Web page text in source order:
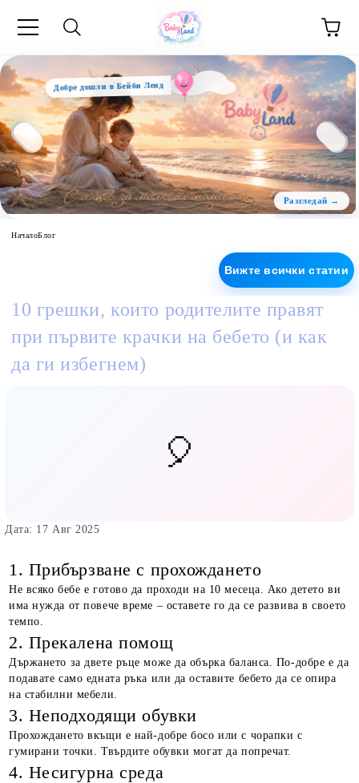
Добре дошли в Бейби Ленд
НачалоБлог
Вижте всички статии
10 грешки, които родителите правят
при първите крачки на бебето (и как
да ги избегнем)
Дата: 17 Авг 2025
1. Прибързване с прохождането
Не всяко бебе е готово да проходи на 10 месеца. Ако детето ви
има нужда от повече време – оставете го да се развива в своето
темпо.
2. Прекалена помощ
Държането за двете ръце може да обърка баланса. По-добре е да
подавате само едната ръка или да оставите бебето да се опира
на стабилни мебели.
3. Неподходящи обувки
Прохождането вкъщи е най-добре босо или с чорапки с
гумирани точки. Твърдите обувки могат да попречат.
4. Несигурна среда